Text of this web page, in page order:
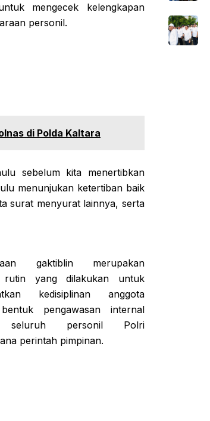
mengecek kelengkapan
personil.
di Polda Kaltara
sebelum kita menertibkan
menunjukan ketertiban baik
surat menyurat lainnya, serta
gaktiblin merupakan
rutin yang dilakukan untuk
kedisiplinan anggota
pengawasan internal
seluruh personil Polri
perintah pimpinan.